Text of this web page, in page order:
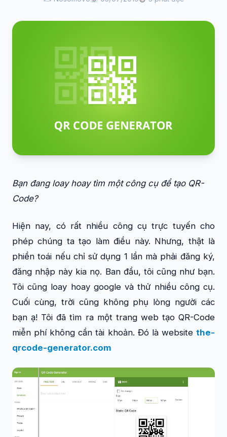
Bạn đang loay hoay tìm một công cụ để tạo QR-
Code?
Hiện nay, có rất nhiều công cụ trực tuyến cho
phép chúng ta tạo làm điều này. Nhưng, thật là
phiền toái nếu chỉ sử dụng 1 lần mà phải đăng ký,
đăng nhập này kia nọ. Ban đầu, tôi cũng như bạn.
Tôi cũng loay hoay google và thử nhiều công cụ.
Cuối cùng, trời cũng không phụ lòng người các
bạn ạ! Tôi đã tìm ra một trang web tạo QR-Code
miễn phí không cần tài khoản. Đó là website the-
qrcode-generator.com